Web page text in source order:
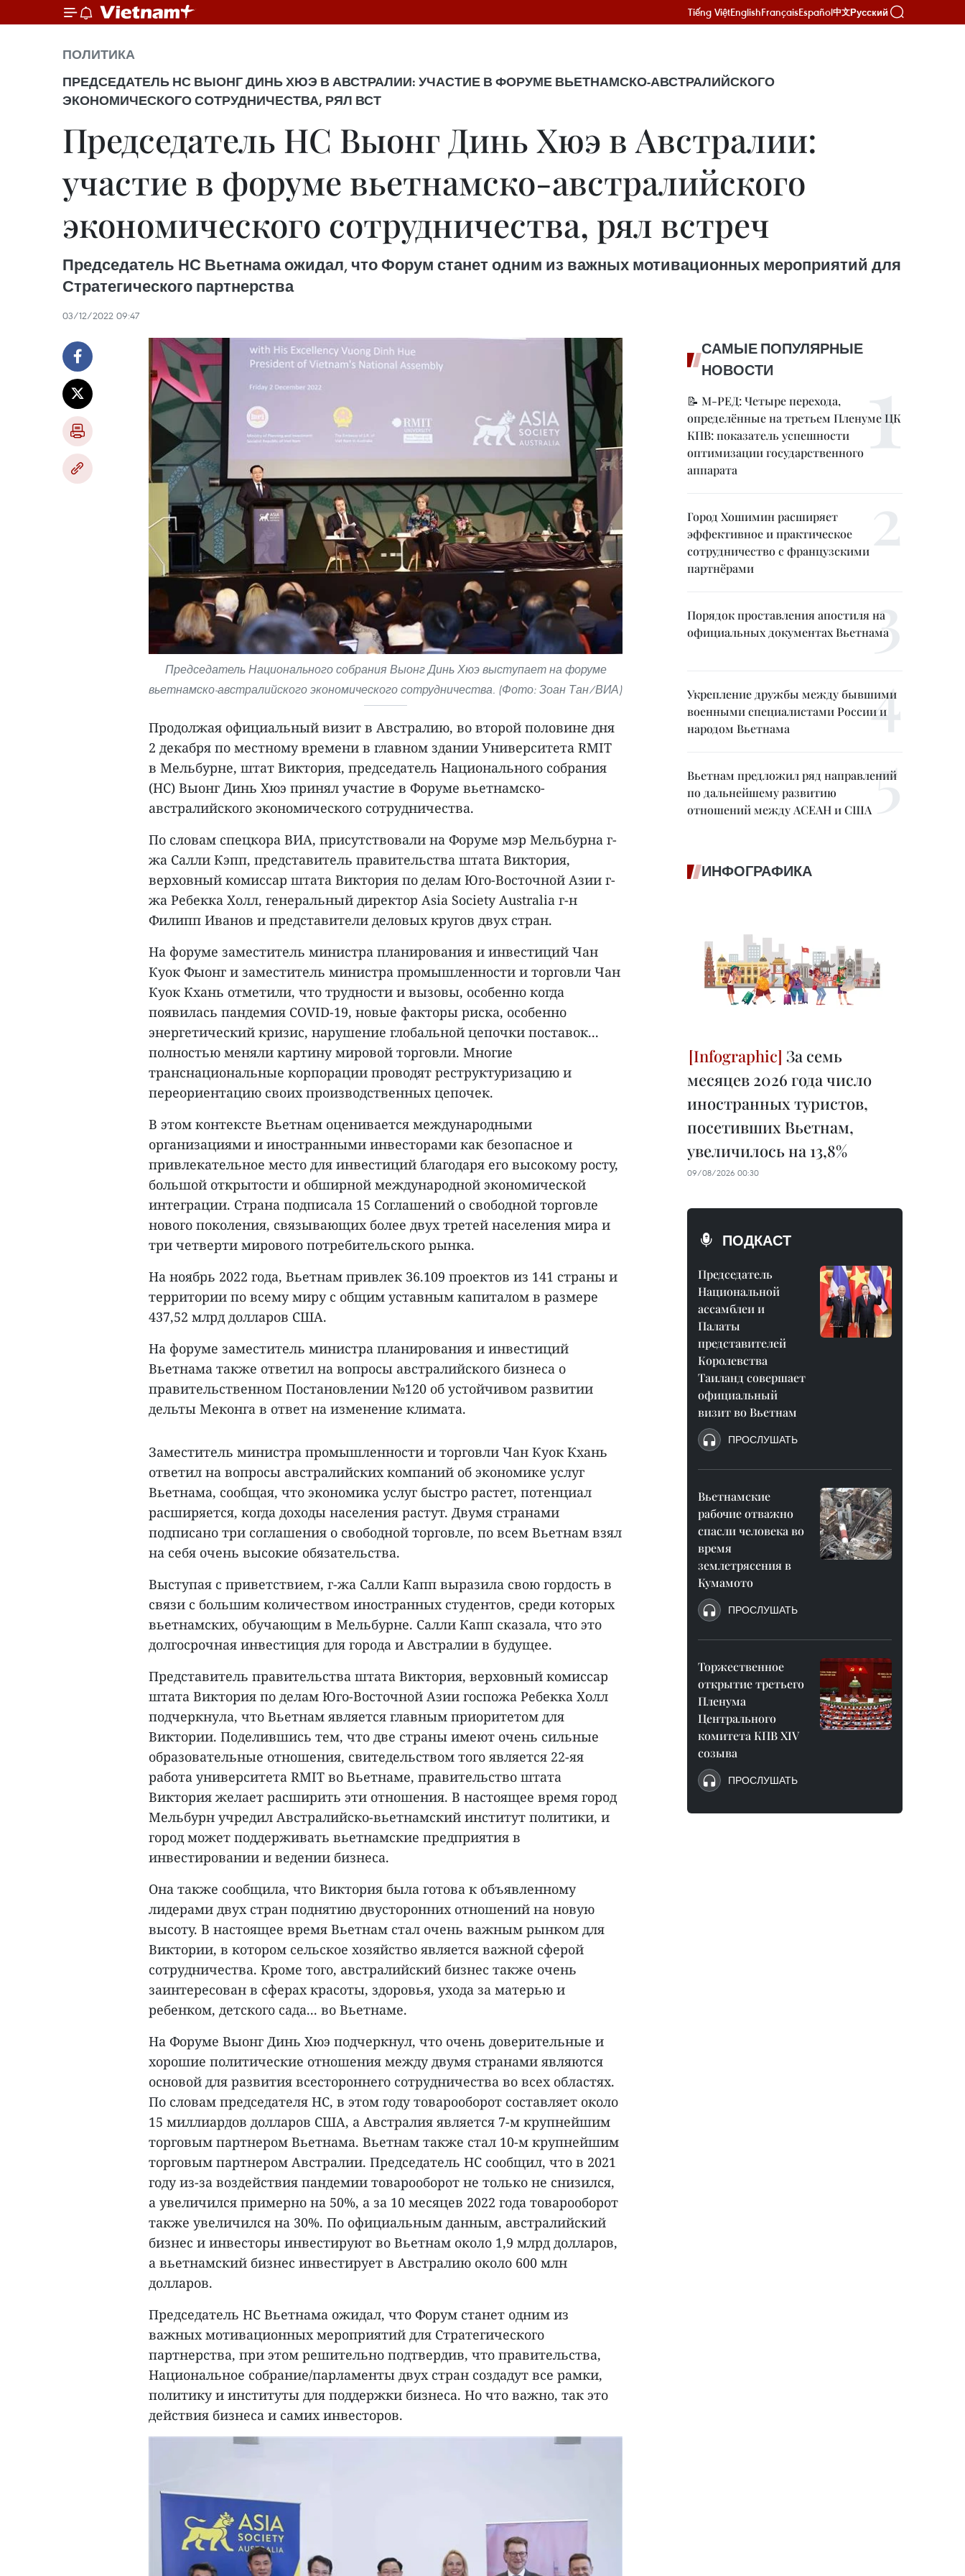
Tiếng ViệtEnglishFrançaisEspañol中文Русский
ПОЛИТИКА
ПРЕДСЕДАТЕЛЬ НС ВЫОНГ ДИНЬ ХЮЭ В АВСТРАЛИИ: УЧАСТИЕ В ФОРУМЕ ВЬЕТНАМСКО-АВСТРАЛИЙСКОГО
ЭКОНОМИЧЕСКОГО СОТРУДНИЧЕСТВА, РЯЛ ВСТ
Председатель НС Выонг Динь Хюэ в Австралии:
участие в форуме вьетнамско-австралийского
экономического сотрудничества, рял встреч
Председатель НС Вьетнама ожидал, что Форум станет одним из важных мотивационных мероприятий для
Стратегического партнерства
03/12/2022 09:47
Председатель Национального собрания Выонг Динь Хюэ выступает на форуме
вьетнамско-австралийского экономического сотрудничества. (Фото: Зоан Тан/ВИА)
Продолжая официальный визит в Австралию, во второй половине дня
2 декабря по местному времени в главном здании Университета RMIT
в Мельбурне, штат Виктория, председатель Национального собрания
(НС) Выонг Динь Хюэ принял участие в Форуме вьетнамско-
австралийского экономического сотрудничества.
По словам спецкора ВИА, присутствовали на Форуме мэр Мельбурна г-
жа Салли Кэпп, представитель правительства штата Виктория,
верховный комиссар штата Виктория по делам Юго-Восточной Азии г-
жа Ребекка Холл, генеральный директор Asia Society Australia г-н
Филипп Иванов и представители деловых кругов двух стран.
На форуме заместитель министра планирования и инвестиций Чан
Куок Фыонг и заместитель министра промышленности и торговли Чан
Куок Кхань отметили, что трудности и вызовы, особенно когда
появилась пандемия COVID-19, новые факторы риска, особенно
энергетический кризис, нарушение глобальной цепочки поставок...
полностью меняли картину мировой торговли. Многие
транснациональные корпорации проводят реструктуризацию и
переориентацию своих производственных цепочек.
В этом контексте Вьетнам оценивается международными
организациями и иностранными инвесторами как безопасное и
привлекательное место для инвестиций благодаря его высокому росту,
большой открытости и обширной международной экономической
интеграции. Страна подписала 15 Соглашений о свободной торговле
нового поколения, связывающих более двух третей населения мира и
три четверти мирового потребительского рынка.
На ноябрь 2022 года, Вьетнам привлек 36.109 проектов из 141 страны и
территории по всему миру с общим уставным капиталом в размере
437,52 млрд долларов США.
На форуме заместитель министра планирования и инвестиций
Вьетнама также ответил на вопросы австралийского бизнеса о
правительственном Постановлении №120 об устойчивом развитии
дельты Меконга в ответ на изменение климата.
Заместитель министра промышленности и торговли Чан Куок Кхань
ответил на вопросы австралийских компаний об экономике услуг
Вьетнама, сообщая, что экономика услуг быстро растет, потенциал
расширяется, когда доходы населения растут. Двумя странами
подписано три соглашения о свободной торговле, по всем Вьетнам взял
на себя очень высокие обязательства.
Выступая с приветствием, г-жа Салли Капп выразила свою гордость в
связи с большим количеством иностранных студентов, среди которых
вьетнамских, обучающим в Мельбурне. Салли Капп сказала, что это
долгосрочная инвестиция для города и Австралии в будущее.
Представитель правительства штата Виктория, верховный комиссар
штата Виктория по делам Юго-Восточной Азии госпожа Ребекка Холл
подчеркнула, что Вьетнам является главным приоритетом для
Виктории. Поделившись тем, что две страны имеют очень сильные
образовательные отношения, свитедельством того является 22-яя
работа университета RMIT во Вьетнаме, правительство штата
Виктория желает расширить эти отношения. В настоящее время город
Мельбурн учредил Австралийско-вьетнамский институт политики, и
город может поддерживать вьетнамские предприятия в
инвестировании и ведении бизнеса.
Она также сообщила, что Виктория была готова к объявленному
лидерами двух стран поднятию двусторонних отношений на новую
высоту. В настоящее время Вьетнам стал очень важным рынком для
Виктории, в котором сельское хозяйство является важной сферой
сотрудничества. Кроме того, австралийский бизнес также очень
заинтересован в сферах красоты, здоровья, ухода за матерью и
ребенком, детского сада... во Вьетнаме.
На Форуме Выонг Динь Хюэ подчеркнул, что очень доверительные и
хорошие политические отношения между двумя странами являются
основой для развития всестороннего сотрудничества во всех областях.
По словам председателя НС, в этом году товарооборот составляет около
15 миллиардов долларов США, а Австралия является 7-м крупнейшим
торговым партнером Вьетнама. Вьетнам также стал 10-м крупнейшим
торговым партнером Австралии. Председатель НС сообщил, что в 2021
году из-за воздействия пандемии товарооборот не только не снизился,
а увеличился примерно на 50%, а за 10 месяцев 2022 года товарооборот
также увеличился на 30%. По официальным данным, австралийский
бизнес и инвесторы инвестируют во Вьетнам около 1,9 млрд долларов,
а вьетнамский бизнес инвестирует в Австралию около 600 млн
долларов.
Председатель НС Вьетнама ожидал, что Форум станет одним из
важных мотивационных мероприятий для Стратегического
партнерства, при этом решительно подтвердив, что правительства,
Национальное собрание/парламенты двух стран создадут все рамки,
политику и институты для поддержки бизнеса. Но что важно, так это
действия бизнеса и самих инвесторов.
САМЫЕ ПОПУЛЯРНЫЕ
НОВОСТИ
📝 М-РЕД: Четыре перехода,
определённые на третьем Пленуме ЦК
КПВ: показатель успешности
оптимизации государственного
аппарата
Город Хошимин расширяет
эффективное и практическое
сотрудничество с французскими
партнёрами
Порядок проставления апостиля на
официальных документах Вьетнама
Укрепление дружбы между бывшими
военными специалистами России и
народом Вьетнама
Вьетнам предложил ряд направлений
по дальнейшему развитию
отношений между АСЕАН и США
ИНФОГРАФИКА
За семь
месяцев 2026 года число
иностранных туристов,
посетивших Вьетнам,
увеличилось на 13,8%
09/08/2026 00:30
ПОДКАСТ
Председатель
Национальной
ассамблеи и
Палаты
представителей
Королевства
Таиланд совершает
официальный
визит во Вьетнам
ПРОСЛУШАТЬ
Вьетнамские
рабочие отважно
спасли человека во
время
землетрясения в
Кумамото
ПРОСЛУШАТЬ
Торжественное
открытие третьего
Пленума
Центрального
комитета КПВ XIV
созыва
ПРОСЛУШАТЬ